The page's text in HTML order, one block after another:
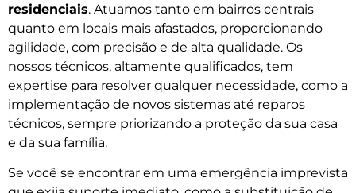
residenciais. Atuamos tanto em bairros centrais
quanto em locais mais afastados, proporcionando
agilidade, com precisão e de alta qualidade. Os
nossos técnicos, altamente qualificados, tem
expertise para resolver qualquer necessidade, como a
implementação de novos sistemas até reparos
técnicos, sempre priorizando a proteção da sua casa
e da sua família.
Se você se encontrar em uma emergência imprevista